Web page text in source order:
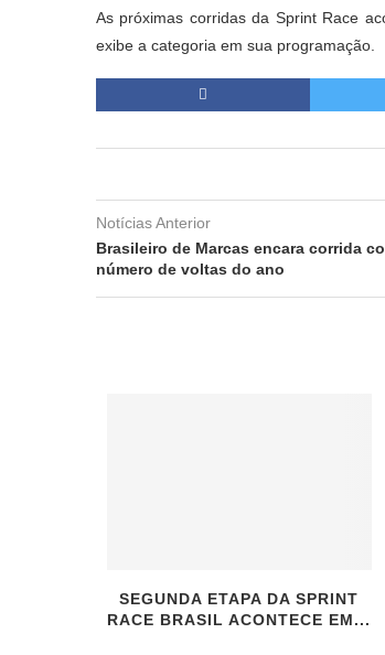
As próximas corridas da Sprint Race
exibe a categoria em sua programação.
Notícias Anterior
Brasileiro de Marcas encara corrida
número de voltas do ano
SEGUNDA ETAPA DA SPRINT
RACE BRASIL ACONTECE EM...